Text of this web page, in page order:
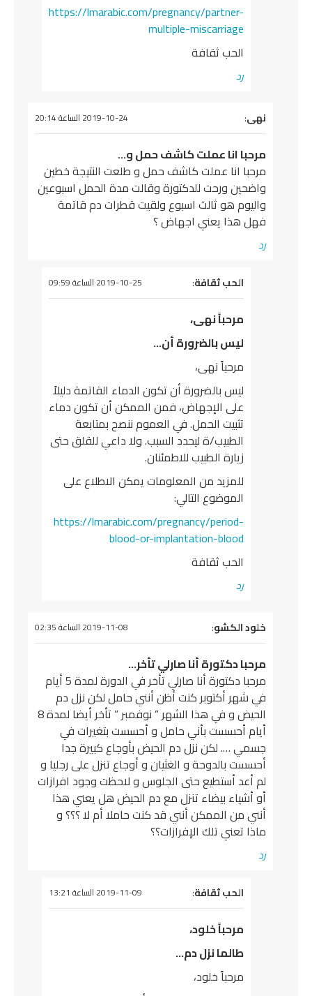
https://lmarabic.com/pregnancy/partner-
multiple-miscarriage
الحب ثقافة
انا عملت كاشف حمل و…
انا عملت كاشف حمل و طلعت النتيجة خطين
ورحت للدكتورة وقالت مدة الحمل اسبوعين
هو ثالث اسبوع ولقيت قطرات دم قاتمة
هذا يعني اجهاض ؟
:
مرحباً نهى،
ليس بالضرورة أن…
ليس بالضرورة أن تكون الدماء القاتمة دليلاً
على الإجهاض، فمن الممكن أن تكون دماء
تثبيت الحمل. في العموم ننصح بمتابعة
الطبيب/ة ليحدد السبب. ولا داعي للقلق حتى
زيارة الطبيب للاطمئنان.
للمزيد من المعلومات يمكن الاطلاع على
الموضوع التالي:
https://lmarabic.com/pregnancy/period-
blood-or-implantation-blood
الحب ثقافة
الكشو:
دكتورة أنا صارلي تأخر…
مرحبا دكتورة أنا صارلي تأخر في الدورة لمدة 5 أيام
شهر أكتوبر كنت أظن أنني حامل لكن نزل دم
الحيض و في هذا الشهر ” نوفمبر ” تأخر أيضا لمدة 8
أحسست بأني حامل و أحسست بتغيرات في
…. لكن نزل دم الحيض بأوجاع كبيرة جدا
بالدوحة و الغثيان و أوجاع تنزل على رجليا و
أعد أستطيع حتى الجلوس و لاحظت وجود افرازات
أشياء بيضاء تنزل مع دم الحيض هل يعني هذا
من الممكن أنني قد كنت حاملا أم لا ؟؟؟ و
تعني تلك الإفرازات؟؟
:
مرحباً خلود،
طالما نزل دم…
مرحباً خلود،